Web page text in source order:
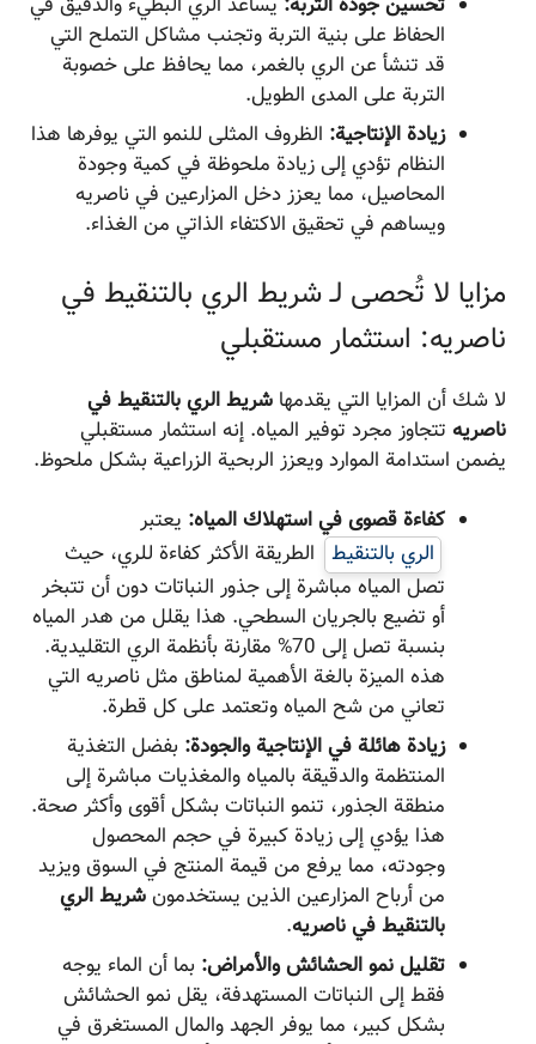
الحفاظ على بنية التربة وتجنب مشاكل التملح التي
قد تنشأ عن الري بالغمر، مما يحافظ على خصوبة
التربة على المدى الطويل.
زيادة الإنتاجية: الظروف المثلى للنمو التي يوفرها هذا
النظام تؤدي إلى زيادة ملحوظة في كمية وجودة
المحاصيل، مما يعزز دخل المزارعين في ناصریه
ويساهم في تحقيق الاكتفاء الذاتي من الغذاء.
مزايا لا تُحصى لـ شريط الري بالتنقيط في
ناصریه: استثمار مستقبلي
لا شك أن المزايا التي يقدمها شريط الري بالتنقيط في
ناصریه تتجاوز مجرد توفير المياه. إنه استثمار مستقبلي
يضمن استدامة الموارد ويعزز الربحية الزراعية بشكل ملحوظ.
كفاءة قصوى في استهلاك المياه: يعتبر
الري بالتنقيط الطريقة الأكثر كفاءة للري، حيث
تصل المياه مباشرة إلى جذور النباتات دون أن تتبخر
أو تضيع بالجريان السطحي. هذا يقلل من هدر المياه
بنسبة تصل إلى 70% مقارنة بأنظمة الري التقليدية.
هذه الميزة بالغة الأهمية لمناطق مثل ناصریه التي
تعاني من شح المياه وتعتمد على كل قطرة.
زيادة هائلة في الإنتاجية والجودة: بفضل التغذية
المنتظمة والدقيقة بالمياه والمغذيات مباشرة إلى
منطقة الجذور، تنمو النباتات بشكل أقوى وأكثر صحة.
هذا يؤدي إلى زيادة كبيرة في حجم المحصول
وجودته، مما يرفع من قيمة المنتج في السوق ويزيد
من أرباح المزارعين الذين يستخدمونشريط الري
بالتنقيط في ناصریه.
تقليل نمو الحشائش والأمراض: بما أن الماء يوجه
فقط إلى النباتات المستهدفة، يقل نمو الحشائش
بشكل كبير، مما يوفر الجهد والمال المستغرق في